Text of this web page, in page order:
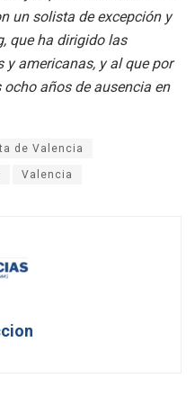
un solista de excepción y
que ha dirigido las
y americanas, y al que por
años de ausencia en
de Valencia
Valencia